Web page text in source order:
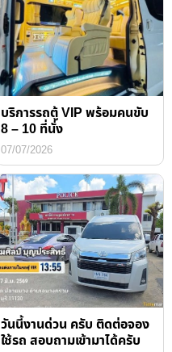
บริการรถตู้ VIP พร้อมคนขับ
8 – 10 ที่นั่ง
07/07/2026
วันนี้งานด่วน ครับ ติดต่อจอง
ใช้รถ สอบถามเข้ามาได้ครับ